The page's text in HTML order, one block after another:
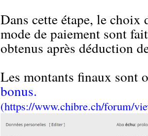
Dans cette étape, le
mode de paiement sont
obtenus après déduction
Les montants finaux sont
bonus.